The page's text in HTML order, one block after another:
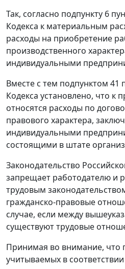
Так, согласно подпункту 6
Кодекса к материальным
расходы на приобретение
производственного
индивидуальными
Вместе с тем подпунктом 41
Кодекса установлено, что к
относятся расходы по
правового характера,
индивидуальными
состоящими в штате
Законодательство
запрещает работодателю и
трудовым
гражданско-правовые
случае, если между
существуют трудовые
Принимая во внимание, что
учитываемых в